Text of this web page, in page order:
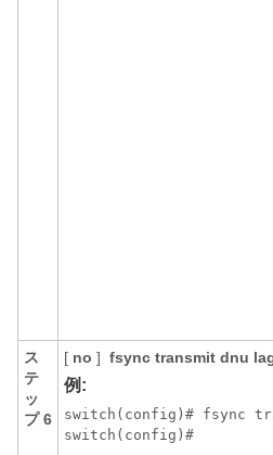
ス
テ
ッ
プ 6
[ no ] fsync transmit dnu
例:
switch(config)# fsync